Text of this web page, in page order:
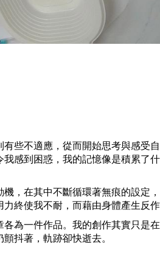
些不適應，從而開始思考與感受
感到困惑，我的記憶像是積累了
，在其中不斷循環著無痕的設定
終使我不耐，而藉由身體產生反作
為一件作品。我的創作其實只是
抖著，軌跡卻快逝去。